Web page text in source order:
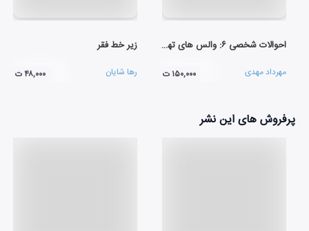
احوالات شخصی ۶: والس های تهران
مهرداد مهدی ۱۵۰,۰۰۰ ت
زیر خط فقر
رها شایان ۴۸,۰۰۰ ت
پرفروش های این نشر